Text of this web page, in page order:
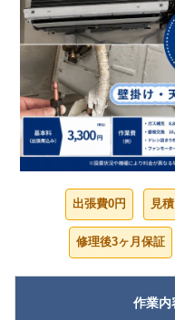
出張費0円 見
修理後3ヶ月保証
作業内